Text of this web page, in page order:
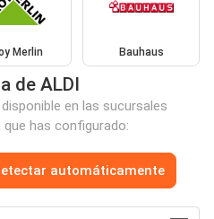
Merlin Bauhaus
de ALDI
en las sucursales
has configurado:
automáticamente